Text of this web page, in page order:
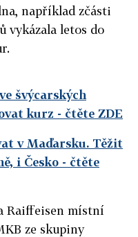
například zčásti
vykázala letos do
švýcarských
kurz - čtěte ZDE
v Maďarsku. Těžit
i Česko - čtěte
Raiffeisen místní
ze skupiny